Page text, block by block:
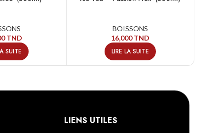
TND
SUITE
BOISSONS
16,000TND
LIRE LA SUITE
LIENS UTILES